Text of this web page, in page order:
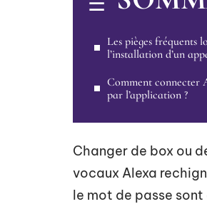
Les pièges fréquents
l’installation d’un
Comment connecter
par l’application ?
Changer de box ou
vocaux Alexa
le mot de passe